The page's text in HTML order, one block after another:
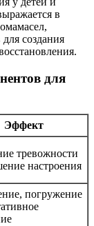
в
создания
для
Эффект
тревожности
настроения
погружение